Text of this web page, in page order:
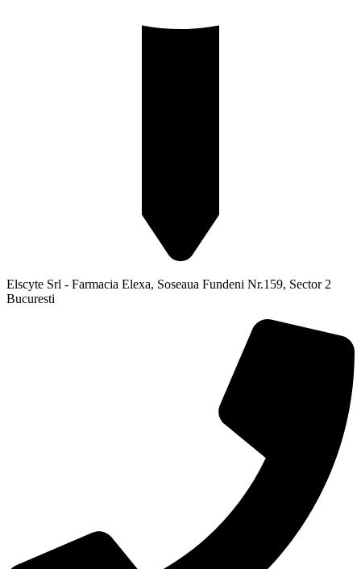
Elscyte Srl - Farmacia Elexa, Soseaua Fundeni Nr.159, Sector 2
Bucuresti